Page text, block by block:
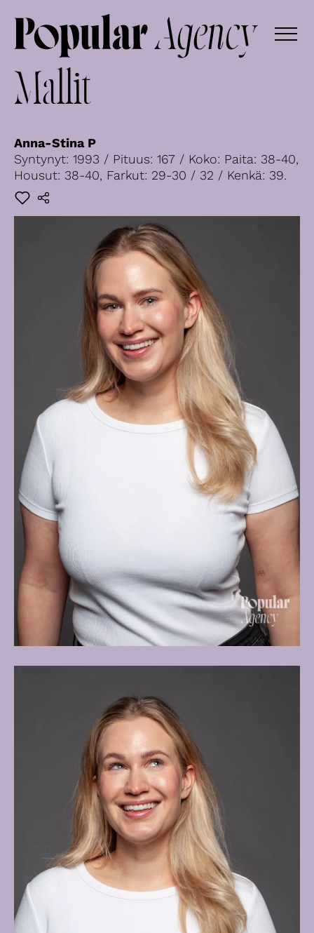
Mallit
Anna-Stina P
Syntynyt: 1993 / Pituus: 167 / Koko: Paita: 38-40,
Housut: 38-40, Farkut: 29-30 / 32 / Kenkä: 39.